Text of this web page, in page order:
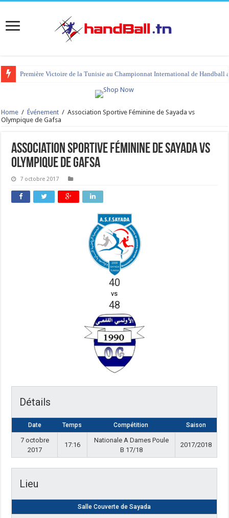
Première Victoire de la Tunisie au Championnat International de Handball
Home / Événement / Association Sportive Féminine de Sayada vs
Olympique de Gafsa
Association Sportive Féminine de Sayada vs
Olympique de Gafsa
7 octobre 2017
40
vs
48
Détails
Date Temps Compétition Saison
7 octobre
2017
17:16
Nationale A Dames Poule
B 17/18
2017/2018
Lieu
Salle Couverte de Sayada